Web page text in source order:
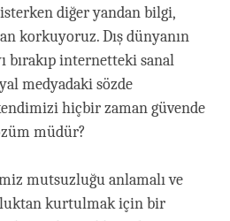
diğer yandan bilgi,
korkuyoruz. Dış dünyanın
bırakıp internetteki sanal
medyadaki sözde
hiçbir zaman güvende
müdür?
mutsuzluğu anlamalı ve
kurtulmak için bir